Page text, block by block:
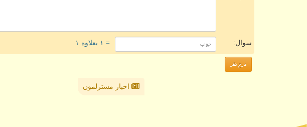
سوال: = ۱ بعلاوه ۱
اخبار مسترلمون